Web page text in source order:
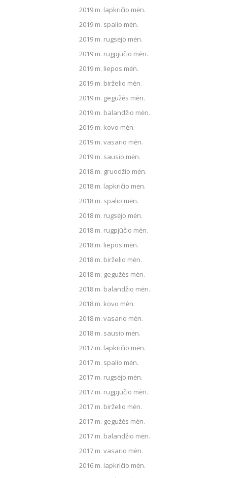
2019 m. lapkričio mėn.
2019 m. spalio mėn.
2019 m. rugsėjo mėn.
2019 m. rugpjūčio mėn.
2019 m. liepos mėn.
2019 m. birželio mėn.
2019 m. gegužės mėn.
2019 m. balandžio mėn.
2019 m. kovo mėn.
2019 m. vasario mėn.
2019 m. sausio mėn.
2018 m. gruodžio mėn.
2018 m. lapkričio mėn.
2018 m. spalio mėn.
2018 m. rugsėjo mėn.
2018 m. rugpjūčio mėn.
2018 m. liepos mėn.
2018 m. birželio mėn.
2018 m. gegužės mėn.
2018 m. balandžio mėn.
2018 m. kovo mėn.
2018 m. vasario mėn.
2018 m. sausio mėn.
2017 m. lapkričio mėn.
2017 m. spalio mėn.
2017 m. rugsėjo mėn.
2017 m. rugpjūčio mėn.
2017 m. birželio mėn.
2017 m. gegužės mėn.
2017 m. balandžio mėn.
2017 m. vasario mėn.
2016 m. lapkričio mėn.